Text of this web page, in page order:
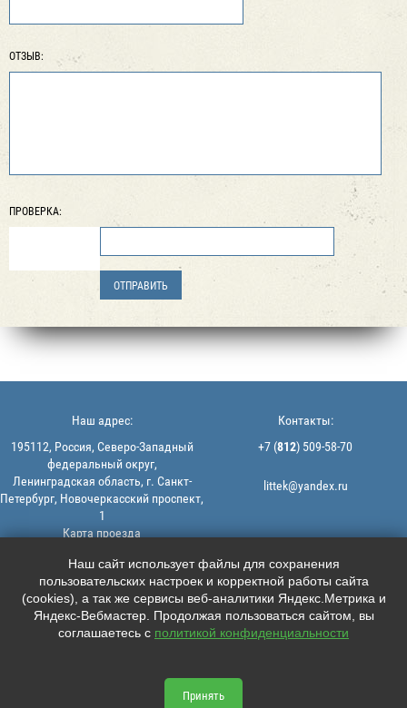
ОТЗЫВ:
ПРОВЕРКА:
© 2013-2026 | ООО "ЛИТТЕК" -
производство и продажа РТИ
ИНН: 7806523560 | ОГРН:
1147847126162
Политика конфиденциальности |
Пользовательское соглашение
Наш адрес:
195112, Россия, Северо-Западный
федеральный округ,
Ленинградская область, г. Санкт-
Петербург, Новочеркасский проспект,
1
Карта проезда
Контакты:
+7 (812) 509-58-70
littek@yandex.ru
Мы в соцсетях:
    
Наш сайт использует файлы для сохранения
пользовательских настроек и корректной работы сайта
(cookies), а так же сервисы веб-аналитики Яндекс.Метрика и
Яндекс-Вебмастер. Продолжая пользоваться сайтом, вы
соглашаетесь с политикой конфиденциальности
Принять